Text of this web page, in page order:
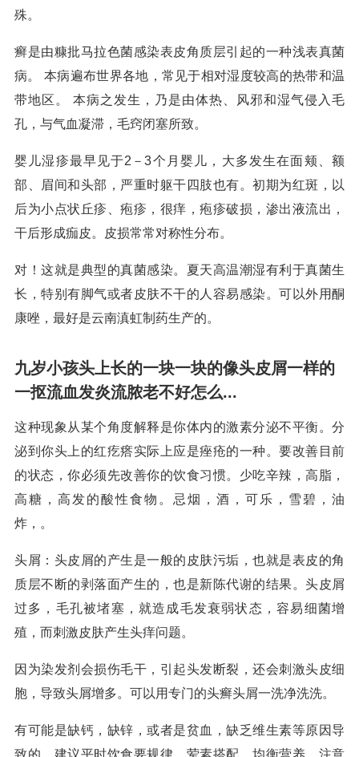
殊。
癣是由糠批马拉色菌感染表皮角质层引起的一种浅表真菌
病。 本病遍布世界各地，常见于相对湿度较高的热带和温
带地区。 本病之发生，乃是由体热、风邪和湿气侵入毛
孔，与气血凝滞，毛窍闭塞所致。
婴儿湿疹最早见于2－3个月婴儿，大多发生在面颊、额
部、眉间和头部，严重时躯干四肢也有。初期为红斑，以
后为小点状丘疹、疱疹，很痒，疱疹破损，渗出液流出，
干后形成痂皮。皮损常常对称性分布。
对！这就是典型的真菌感染。夏天高温潮湿有利于真菌生
长，特别有脚气或者皮肤不干的人容易感染。可以外用酮
康唑，最好是云南滇虹制药生产的。
九岁小孩头上长的一块一块的像头皮屑一样的
一抠流血发炎流脓老不好怎么...
这种现象从某个角度解释是你体内的激素分泌不平衡。分
泌到你头上的红疙瘩实际上应是痤疮的一种。要改善目前
的状态，你必须先改善你的饮食习惯。少吃辛辣，高脂，
高糖，高发的酸性食物。忌烟，酒，可乐，雪碧，油
炸，。
头屑：头皮屑的产生是一般的皮肤污垢，也就是表皮的角
质层不断的剥落面产生的，也是新陈代谢的结果。头皮屑
过多，毛孔被堵塞，就造成毛发衰弱状态，容易细菌增
殖，而刺激皮肤产生头痒问题。
因为染发剂会损伤毛干，引起头发断裂，还会刺激头皮细
胞，导致头屑增多。可以用专门的头癣头屑一洗净洗洗。
有可能是缺钙，缺锌，或者是贫血，缺乏维生素等原因导
致的，建议平时饮食要规律，荤素搭配，均衡营养，注意